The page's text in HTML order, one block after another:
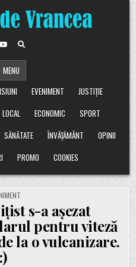
MENU
EVENIMENT
JUSTIȚIE
LOCAL ECONOMIC
SPORT
SĂNĂTATE ÎNVĂȚĂMÂNT
OPINII
PROMO COOKIES
s-a așezat
pentru viteză
la o vulcanizare.
:)